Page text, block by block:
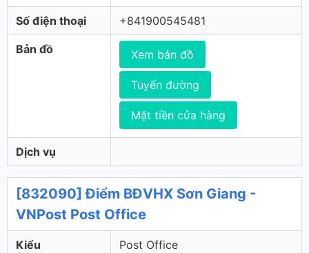
Số điện thoại +841900545481
Bản đồ Xem bản đồ
Tuyến đường
Mặt tiền cửa hàng
Dịch vụ
[832090] Điểm BĐVHX Sơn Giang -
VNPost Post Office
Kiểu Post Office